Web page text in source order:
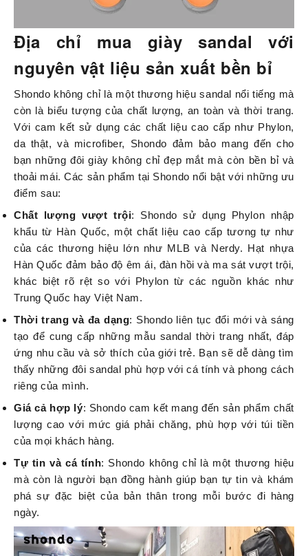
Địa chỉ mua giày sandal với
nguyên vật liệu sản xuất bền bỉ
Shondo không chỉ là một thương hiệu sandal nổi tiếng mà
còn là biểu tượng của chất lượng, an toàn và thời trang.
Với cam kết sử dụng các chất liệu cao cấp như Phylon,
da thật, và microfiber, Shondo đảm bảo mang đến cho
bạn những đôi giày không chỉ đẹp mắt mà còn bền bỉ và
thoải mái. Các sản phẩm tại Shondo nổi bật với những ưu
điểm sau:
Chất lượng vượt trội: Shondo sử dụng Phylon nhập
khẩu từ Hàn Quốc, một chất liệu cao cấp tương tự như
của các thương hiệu lớn như MLB và Nerdy. Hạt nhựa
Hàn Quốc đảm bảo độ êm ái, đàn hồi và ma sát vượt trội,
khác biệt rõ rệt so với Phylon từ các nguồn khác như
Trung Quốc hay Việt Nam.
Thời trang và đa dạng: Shondo liên tục đổi mới và sáng
tạo để cung cấp những mẫu sandal thời trang nhất, đáp
ứng nhu cầu và sở thích của giới trẻ. Bạn sẽ dễ dàng tìm
thấy những đôi sandal phù hợp với cá tính và phong cách
riêng của mình.
Giá cả hợp lý: Shondo cam kết mang đến sản phẩm chất
lượng cao với mức giá phải chăng, phù hợp với túi tiền
của mọi khách hàng.
Tự tin và cá tính: Shondo không chỉ là một thương hiệu
mà còn là người bạn đồng hành giúp bạn tự tin và khám
phá sự đặc biệt của bản thân trong mỗi bước đi hàng
ngày.